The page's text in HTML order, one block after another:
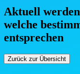
Aktuell
welche
entsprechen
Zurück zur Übersicht